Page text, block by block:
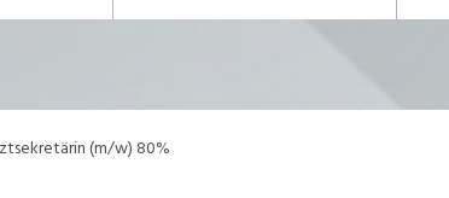
Temporär (befristet)
Human Resources
(m/w) 80%